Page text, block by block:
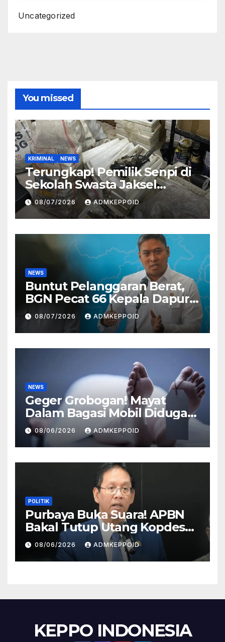
Uncategorized
You missed
KRIMINAL NEWS
Terungkap! Pemilik Senpi di
Sekolah Swasta Jaksel
Ternyata Direktur
Perusahaan Airsoft Gun
Impor
08/07/2026 ADMKEPPOID
NEWS
Buntut Pelanggaran Berat,
BGN Pecat 66 Kepala Dapur
MBG dan Ungkap Alasannya
08/07/2026 ADMKEPPOID
NEWS
Geger Grobogan! Mayat
Dalam Bagasi Mobil Diduga
Terkait Hilangnya Bos Konter
HP
08/06/2026 ADMKEPPOID
POLITIK
Purbaya Buka Suara! APBN
Bakal Tutup Utang Kopdes
Rp 240 Triliun, Cicilan Rp 40
Triliun per Tahun
08/06/2026 ADMKEPPOID
KEPPO INDONESIA